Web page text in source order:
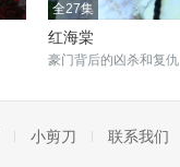
全27集
红海棠
豪门背后的凶杀和复仇
小剪刀 联系我们